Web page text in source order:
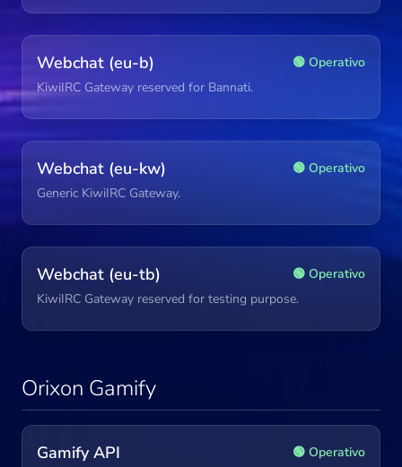
Webchat (eu-b)
🟢 Operativo
KiwiIRC Gateway reserved for Bannati.
Webchat (eu-kw)
🟢 Operativo
Generic KiwiIRC Gateway.
Webchat (eu-tb)
🟢 Operativo
KiwiIRC Gateway reserved for testing purpose.
Orixon Gamify
Gamify API
🟢 Operativo